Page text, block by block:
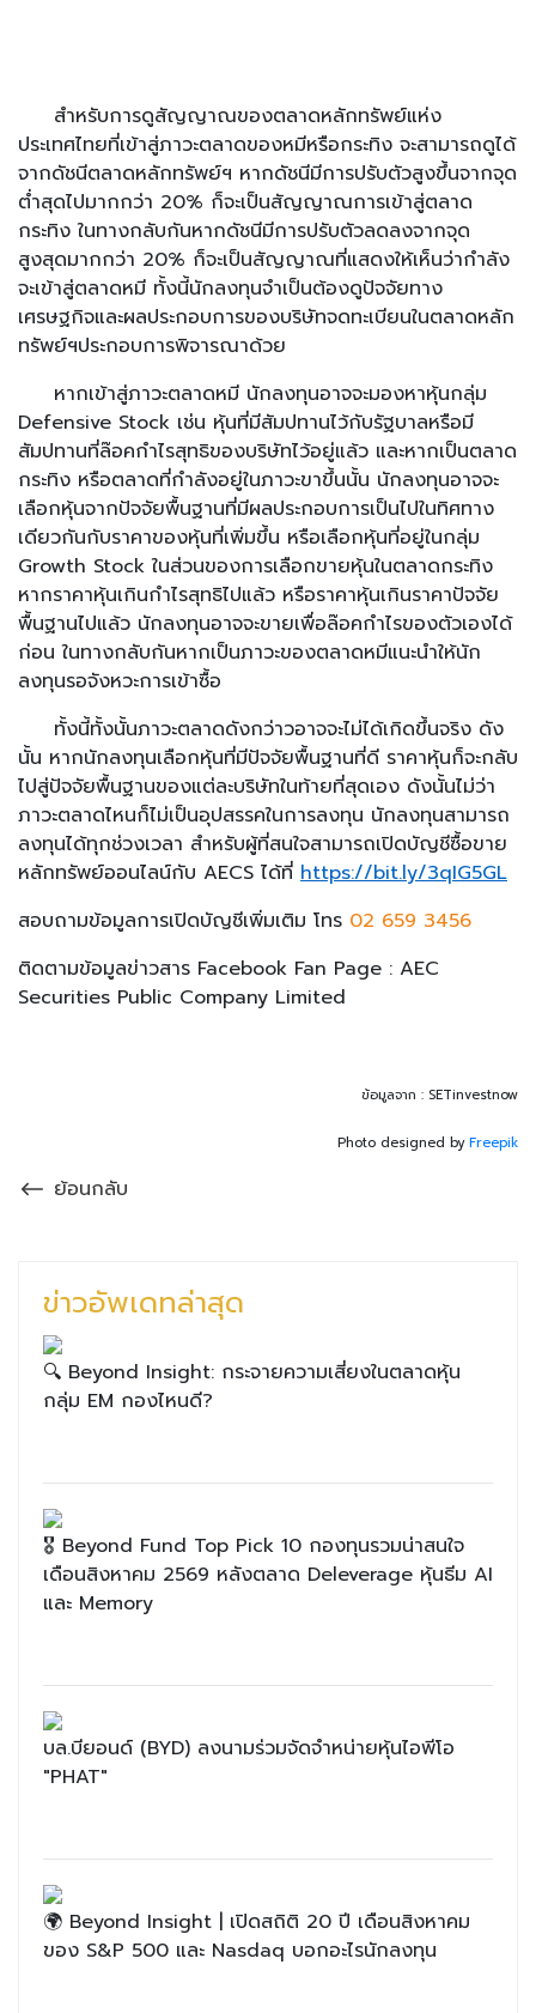
สำหรับการดูสัญญาณของตลาดหลักทรัพย์แห่ง
ประเทศไทยที่เข้าสู่ภาวะตลาดของหมีหรือกระทิง จะสามารถดูได้
จากดัชนีตลาดหลักทรัพย์ฯ หากดัชนีมีการปรับตัวสูงขึ้นจากจุด
ต่ำสุดไปมากกว่า 20% ก็จะเป็นสัญญาณการเข้าสู่ตลาด
กระทิง ในทางกลับกันหากดัชนีมีการปรับตัวลดลงจากจุด
สูงสุดมากกว่า 20% ก็จะเป็นสัญญาณที่แสดงให้เห็นว่ากำลัง
จะเข้าสู่ตลาดหมี ทั้งนี้นักลงทุนจำเป็นต้องดูปัจจัยทาง
เศรษฐกิจและผลประกอบการของบริษัทจดทะเบียนในตลาดหลัก
ทรัพย์ฯประกอบการพิจารณาด้วย
หากเข้าสู่ภาวะตลาดหมี นักลงทุนอาจจะมองหาหุ้นกลุ่ม
Defensive Stock เช่น หุ้นที่มีสัมปทานไว้กับรัฐบาลหรือมี
สัมปทานที่ล๊อคกำไรสุทธิของบริษัทไว้อยู่แล้ว และหากเป็นตลาด
กระทิง หรือตลาดที่กำลังอยู่ในภาวะขาขึ้นนั้น นักลงทุนอาจจะ
เลือกหุ้นจากปัจจัยพื้นฐานที่มีผลประกอบการเป็นไปในทิศทาง
เดียวกันกับราคาของหุ้นที่เพิ่มขึ้น หรือเลือกหุ้นที่อยู่ในกลุ่ม
Growth Stock ในส่วนของการเลือกขายหุ้นในตลาดกระทิง
หากราคาหุ้นเกินกำไรสุทธิไปแล้ว หรือราคาหุ้นเกินราคาปัจจัย
พื้นฐานไปแล้ว นักลงทุนอาจจะขายเพื่อล๊อคกำไรของตัวเองได้
ก่อน ในทางกลับกันหากเป็นภาวะของตลาดหมีแนะนำให้นัก
ลงทุนรอจังหวะการเข้าซื้อ
ทั้งนี้ทั้งนั้นภาวะตลาดดังกว่าวอาจจะไม่ได้เกิดขึ้นจริง ดัง
นั้น หากนักลงทุนเลือกหุ้นที่มีปัจจัยพื้นฐานที่ดี ราคาหุ้นก็จะกลับ
ไปสู่ปัจจัยพื้นฐานของแต่ละบริษัทในท้ายที่สุดเอง ดังนั้นไม่ว่า
ภาวะตลาดไหนก็ไม่เป็นอุปสรรคในการลงทุน นักลงทุนสามารถ
ลงทุนได้ทุกช่วงเวลา สำหรับผู้ที่สนใจสามารถเปิดบัญชีซื้อขาย
หลักทรัพย์ออนไลน์กับ AECS ได้ที่ https://bit.ly/3qIG5GL
สอบถามข้อมูลการเปิดบัญชีเพิ่มเติม โทร 02 659 3456
ติดตามข้อมูลข่าวสาร Facebook Fan Page : AEC
Securities Public Company Limited
ข้อมูลจาก : SETinvestnow
Photo designed byFreepik
ย้อนกลับ
ข่าวอัพเดทล่าสุด
🔍 Beyond Insight: กระจายความเสี่ยงในตลาดหุ้น
กลุ่ม EM กองไหนดี?
🎖 Beyond Fund Top Pick 10 กองทุนรวมน่าสนใจ
เดือนสิงหาคม 2569 หลังตลาด Deleverage หุ้นธีม AI
และ Memory
บล.บียอนด์ (BYD) ลงนามร่วมจัดจำหน่ายหุ้นไอพีโอ
"PHAT"
🌍 Beyond Insight | เปิดสถิติ 20 ปี เดือนสิงหาคม
ของ S&P 500 และ Nasdaq บอกอะไรนักลงทุน